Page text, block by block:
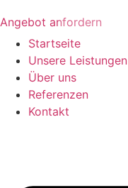
Angebot anfordern
Startseite
Unsere Leistungen
Über uns
Referenzen
Kontakt